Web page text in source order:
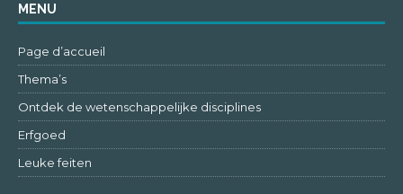
MENU
Page d’accueil
Thema’s
Ontdek de wetenschappelijke disciplines
Erfgoed
Leuke feiten